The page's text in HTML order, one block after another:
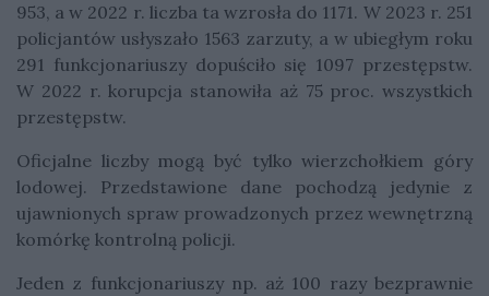
953, a w 2022 r. liczba ta wzrosła do 1171. W 2023 r. 251
policjantów usłyszało 1563 zarzuty, a w ubiegłym roku
291 funkcjonariuszy dopuściło się 1097 przestępstw.
W 2022 r. korupcja stanowiła aż 75 proc. wszystkich
przestępstw.
Oficjalne liczby mogą być tylko wierzchołkiem góry
lodowej. Przedstawione dane pochodzą jedynie z
ujawnionych spraw prowadzonych przez wewnętrzną
komórkę kontrolną policji.
Jeden z funkcjonariuszy np. aż 100 razy bezprawnie